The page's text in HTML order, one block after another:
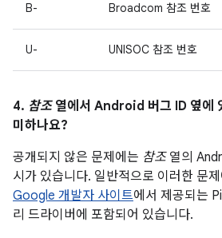
B- Broadcom 참조 번호
U- UNISOC 참조 번호
4. 참조열에서 Android 버그 ID 옆에
미하나요?
공개되지 않은 문제에는 참조열의
시가 있습니다. 일반적으로 이러한 문
Google 개발자 사이트에서 제공되는
리 드라이버에 포함되어 있습니다.